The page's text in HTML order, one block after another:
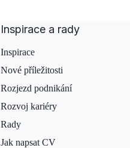
Inspirace a rady
Inspirace
Nové příležitosti
Rozjezd podnikání
Rozvoj kariéry
Rady
Jak napsat CV